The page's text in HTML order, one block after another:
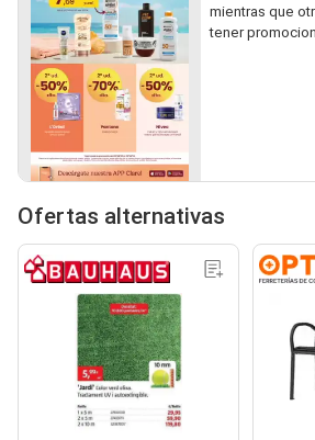
mientras que
tener
Ofertas alternativas